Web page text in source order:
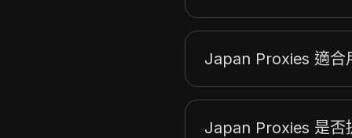
葡萄牙
俄羅斯
Japan Proxies 適合
Japan Proxies 是否